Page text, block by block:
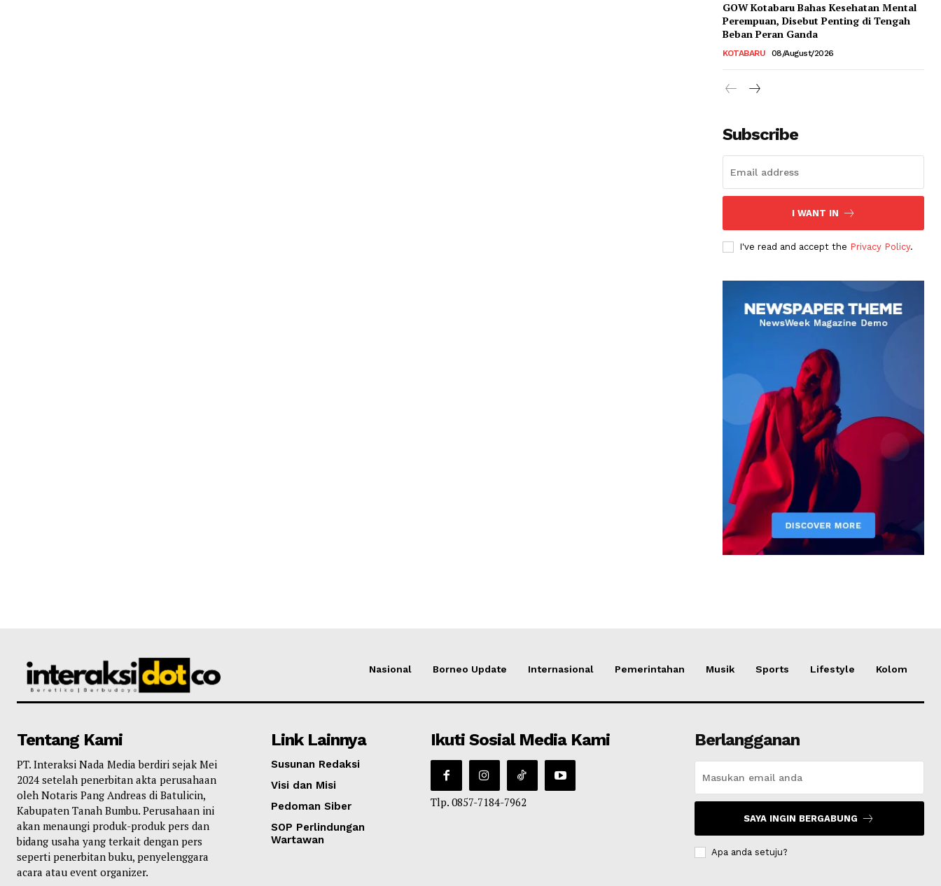
GOW Kotabaru Bahas Kesehatan Mental
Perempuan, Disebut Penting di Tengah
Beban Peran Ganda
KOTABARU 08/August/2026
Subscribe
I WANT IN
I've read and accept the Privacy Policy.
Nasional Borneo Update Internasional Pemerintahan Musik Sports Lifestyle Kolom
Tentang Kami
PT. Interaksi Nada Media berdiri sejak Mei
2024 setelah penerbitan akta perusahaan
oleh Notaris Pang Andreas di Batulicin,
Kabupaten Tanah Bumbu. Perusahaan ini
akan menaungi produk-produk pers dan
bidang usaha yang terkait dengan pers
seperti penerbitan buku, penyelenggara
acara atau event organizer.
Link Lainnya
Susunan Redaksi
Visi dan Misi
Pedoman Siber
SOP Perlindungan
Wartawan
Ikuti Sosial Media Kami
Tlp. 0857-7184-7962
Berlangganan
SAYA INGIN BERGABUNG
Apa anda setuju?